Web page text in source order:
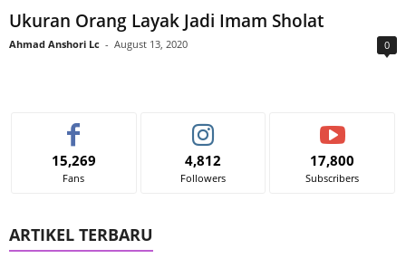
Ukuran Orang Layak Jadi Imam Sholat
Ahmad Anshori Lc - August 13, 2020 0
15,269
Fans
4,812
Followers
17,800
Subscribers
ARTIKEL TERBARU